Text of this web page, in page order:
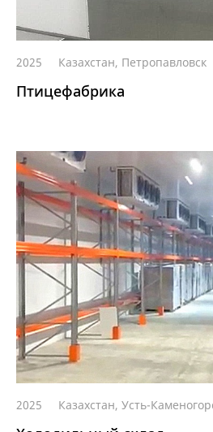
2025 Казахстан, Петропавловск
Птицефабрика
2025 Казахстан, Усть-